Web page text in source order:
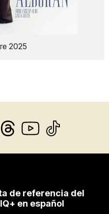
2025
de referencia del
en español